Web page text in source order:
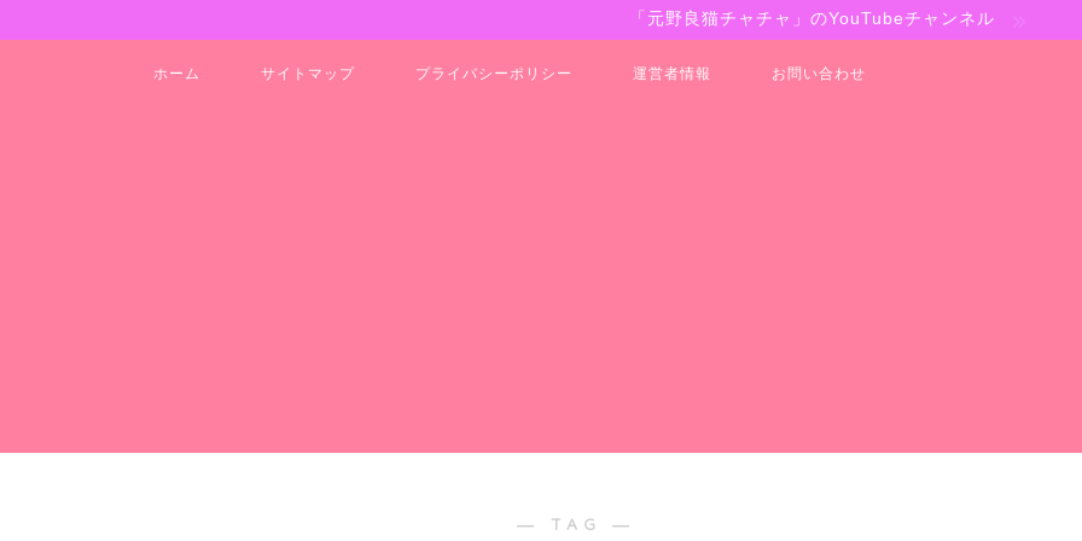
「元野良猫チャチャ」のYouTubeチャンネル
ホーム サイトマップ プライバシーポリシー 運営者情報 お問い合わせ
― TAG ―